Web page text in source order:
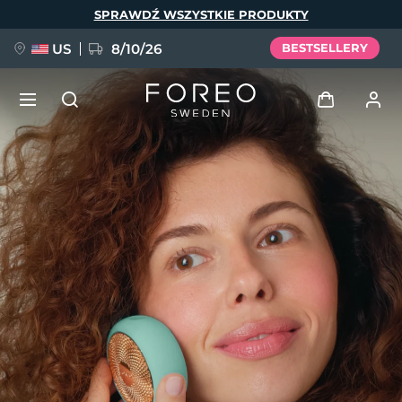
SPRAWDŹ WSZYSTKIE PRODUKTY
US 8/10/26 BESTSELLERY
Zaloguj
Profil użytkownika
Moje urządzenia
Moje zamówienia
Moje adresy
Moje subskrypcje
NOWOŚĆ
FAQ™ Pure Beauty-Tech Elixir
BREAKING NEWS
issa™ Teeth Whitening Set
Język
English Deutsch
Español
Français
Italiano
Português
Polski
Svenska
Русский
Türkçe
简体中文 繁體中文